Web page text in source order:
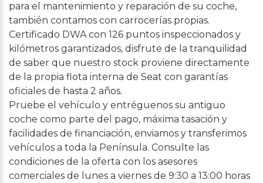
para el mantenimiento y reparación de su coche,
también contamos con carrocerías propias.
Certificado DWA con 126 puntos inspeccionados y
kilómetros garantizados, disfrute de la tranquilidad
de saber que nuestro stock proviene directamente
de la propia flota interna de Seat con garantías
oficiales de hasta 2 años.
Pruebe el vehículo y entréguenos su antiguo
coche como parte del pago, máxima tasación y
facilidades de financiación, enviamos y transferimos
vehículos a toda la Península. Consulte las
condiciones de la oferta con los asesores
comerciales de lunes a viernes de 9:30 a 13:00 horas